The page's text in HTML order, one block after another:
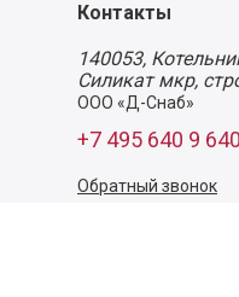
Контакты
140053,
Силикат мкр,
ООО «Д-Снаб»
+7 495 640 9 640
Обратный звонок